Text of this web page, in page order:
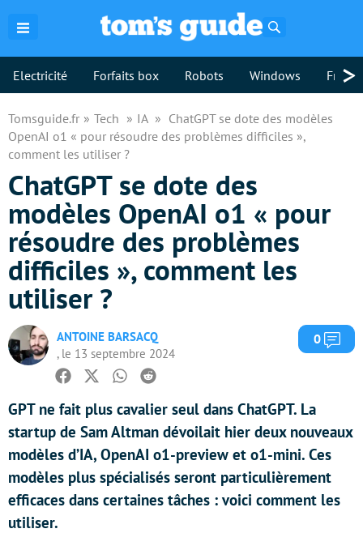
Electricité Forfaits box Robots Windows >
Tomsguide.fr Tech IA
ChatGPT se dote des modèles
OpenAI o1 « pour résoudre des problèmes difficiles »,
comment les utiliser ?
ChatGPT se dote des
modèles OpenAI o1 « pour
résoudre des problèmes
difficiles », comment les
utiliser ?
ANTOINE BARSACQ
, le 13 septembre 2024
0
Facebook
TwitterWhatsapp
Reddit
GPT ne fait plus cavalier seul dans ChatGPT. La
startup de Sam Altman dévoilait hier deux nouveaux
modèles d’IA, OpenAI o1-preview et o1-mini. Ces
modèles plus spécialisés seront particulièrement
efficaces dans certaines tâches : voici comment les
utiliser.